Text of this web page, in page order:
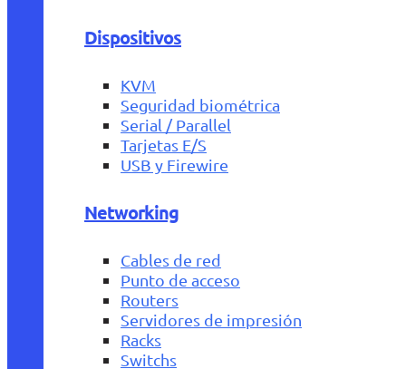
Dispositivos
KVM
Seguridad biométrica
Serial / Parallel
Tarjetas E/S
USB y Firewire
Networking
Cables de red
Punto de acceso
Routers
Servidores de impresión
Racks
Switchs